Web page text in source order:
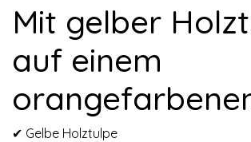
Mit gelber
auf einem
✔ Gelbe Holztulpe